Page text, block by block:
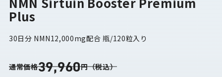
Plus
30日分 NMN12,000mg配合 瓶/120粒入り
通常価格39,960円（税込）